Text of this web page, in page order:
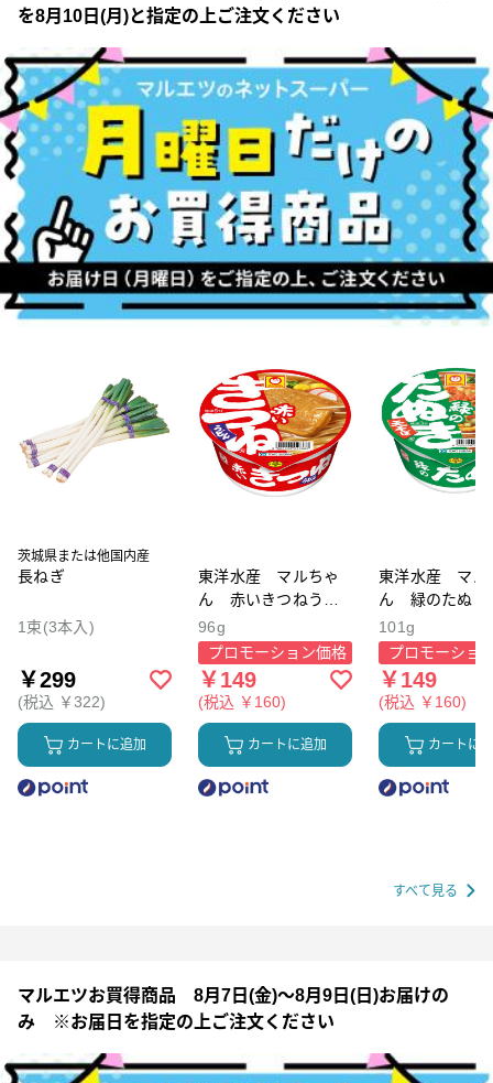
を8月10日(月)と指定の上ご注文ください
茨城県または他国内産
長ねぎ
1束(3本入)
￥299
(税込 ￥322)
カートに追加
東洋水産 マルちゃ
ん 赤いきつねうど
ん
96g
プロモーション価格
￥149
(税込 ￥160)
カートに追加
東洋水産 マル
ん 緑のたぬき
ば
101g
プロモーショ
￥149
(税込 ￥160)
カートに
すべて見る
マルエツお買得商品 8月7日(金)～8月9日(日)お届けの
み ※お届日を指定の上ご注文ください